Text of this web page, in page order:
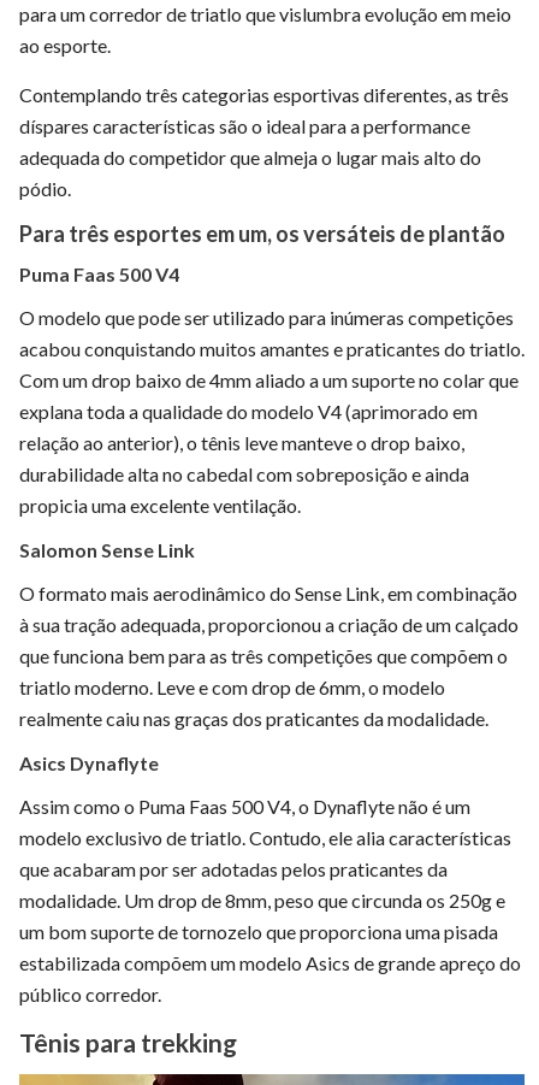
para um corredor de triatlo que vislumbra evolução em meio
ao esporte.
Contemplando três categorias esportivas diferentes, as três
díspares características são o ideal para a performance
adequada do competidor que almeja o lugar mais alto do
pódio.
Para três esportes em um, os versáteis de plantão
Puma Faas 500 V4
O modelo que pode ser utilizado para inúmeras competições
acabou conquistando muitos amantes e praticantes do triatlo.
Com um drop baixo de 4mm aliado a um suporte no colar que
explana toda a qualidade do modelo V4 (aprimorado em
relação ao anterior), o tênis leve manteve o drop baixo,
durabilidade alta no cabedal com sobreposição e ainda
propicia uma excelente ventilação.
Salomon Sense Link
O formato mais aerodinâmico do Sense Link, em combinação
à sua tração adequada, proporcionou a criação de um calçado
que funciona bem para as três competições que compõem o
triatlo moderno. Leve e com drop de 6mm, o modelo
realmente caiu nas graças dos praticantes da modalidade.
Asics Dynaflyte
Assim como o Puma Faas 500 V4, o Dynaflyte não é um
modelo exclusivo de triatlo. Contudo, ele alia características
que acabaram por ser adotadas pelos praticantes da
modalidade. Um drop de 8mm, peso que circunda os 250g e
um bom suporte de tornozelo que proporciona uma pisada
estabilizada compõem um modelo Asics de grande apreço do
público corredor.
Tênis para trekking